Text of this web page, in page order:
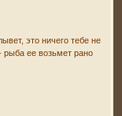
это ничего тебе не
рыба ее возьмет рано